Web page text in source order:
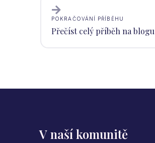
POKRAČOVÁNÍ PŘÍBĚHU
Přečíst celý příběh na blogu
V naší komunitě